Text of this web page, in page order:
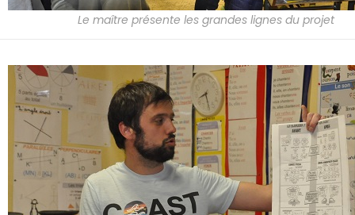
Le maître présente les grandes lignes du projet